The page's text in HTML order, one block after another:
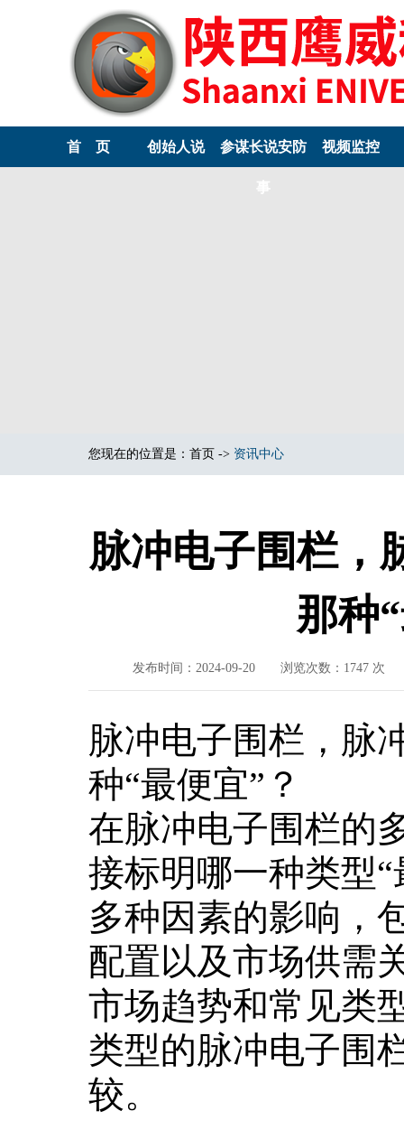
首 页 创始人说 参谋长说安防
事
视频监控
您现在的位置是： 首页 -> 资讯中心
脉冲电子围栏，
那种
发布时间：2024-09-20 浏览次数：1747 次
脉冲电子围栏，脉
种“最便宜”？
在脉冲电子围栏的
接标明哪一种类型
多种因素的影响，
配置以及市场供需
市场趋势和常见类
类型的脉冲电子围
较。